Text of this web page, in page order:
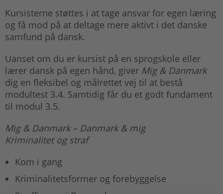
Kursisterne støttes i at tage ansvar for egen læring
og få mod på at deltage mere aktivt i det danske
samfund på dansk.
Uanset om du er kursist på en sprogskole eller
lærer dansk på egen hånd, giver Mig & Danmark
dig en fleksibel og målrettet vej til at bestå
modultest 3.4. Samtidig får du et godt fundament
til modul 3.5.
Mig & Danmark – Danmark & mig
Kriminalitet og straf
Kom i gang
Kriminalitetsformer og forebyggelse